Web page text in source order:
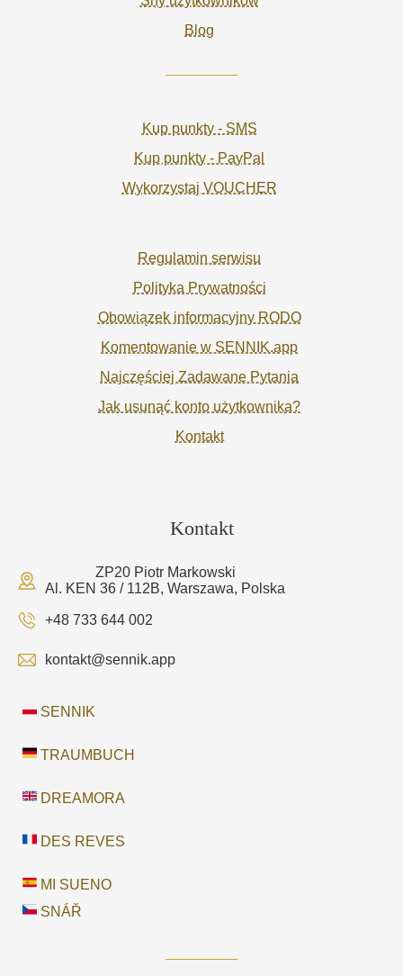
Blog
Kup punkty - SMS
Kup punkty - PayPal
Wykorzystaj VOUCHER
Regulamin serwisu
Polityka Prywatności
Obowiązek informacyjny RODO
Komentowanie w SENNIK.app
Najczęściej Zadawane Pytania
Jak usunąć konto użytkownika?
Kontakt
Kontakt
ZP20 Piotr Markowski
Al. KEN 36 / 112B, Warszawa, Polska
+48 733 644 002
kontakt@sennik.app
SENNIK
TRAUMBUCH
DREAMORA
DES REVES
MI SUENO
SNÁŘ